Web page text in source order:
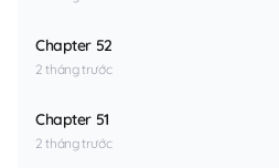
Chapter 52
2 tháng trước
Chapter 51
2 tháng trước